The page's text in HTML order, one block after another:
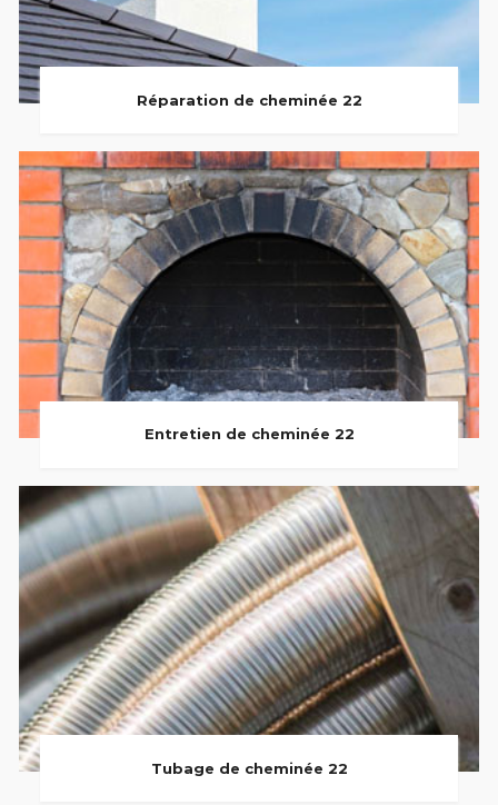
Réparation de cheminée 22
Entretien de cheminée 22
Tubage de cheminée 22